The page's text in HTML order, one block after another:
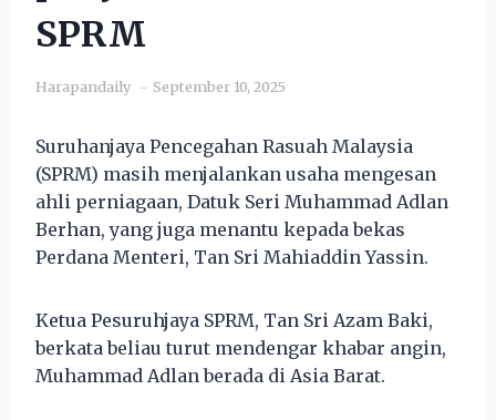
SPRM
Harapandaily September 10, 2025
Suruhanjaya Pencegahan Rasuah Malaysia
(SPRM) masih menjalankan usaha mengesan
ahli perniagaan, Datuk Seri Muhammad Adlan
Berhan, yang juga menantu kepada bekas
Perdana Menteri, Tan Sri Mahiaddin Yassin.
Ketua Pesuruhjaya SPRM, Tan Sri Azam Baki,
berkata beliau turut mendengar khabar angin,
Muhammad Adlan berada di Asia Barat.